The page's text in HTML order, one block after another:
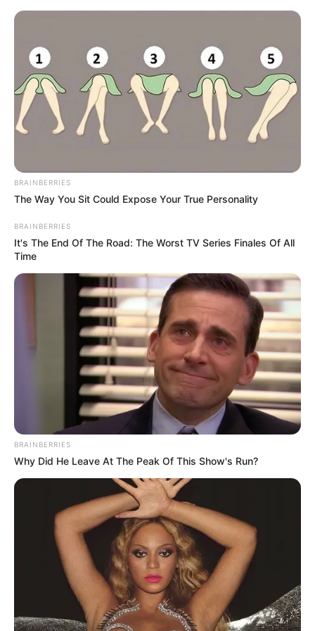
Skip
content
Gebackene
Parmesan Tomaten
May 21, 2024 byAnna_Muller
Title: Köstliches Rezept: Gebackene Parmesan-
BRAINBERRIES
The Way You Sit Could Expose Your True Personality
BRAINBERRIES
It's The End Of The Road: The Worst TV Series Finales Of All
Time
BRAINBERRIES
Why Did He Leave At The Peak Of This Show's Run?